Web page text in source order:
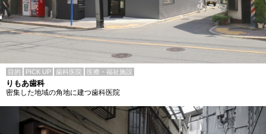
目的 PICK UP 歯科医院 医療・福祉施設
りもあ歯科
密集した地域の角地に建つ歯科医院